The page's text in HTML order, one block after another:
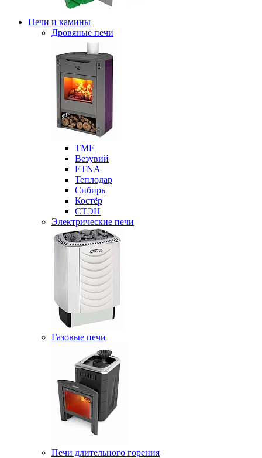
Печи и камины
Дровяные печи
ТМF
Везувий
ETNA
Теплодар
Сибирь
Костёр
СТЭН
Электрические печи
Газовые печи
Печи длительного горения